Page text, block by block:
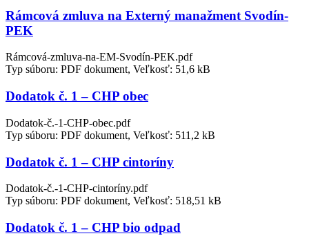
Rámcová zmluva na Externý manažment Svodín-
PEK
Rámcová-zmluva-na-EM-Svodín-PEK.pdf
Typ súboru: PDF dokument, Veľkosť: 51,6 kB
Dodatok č. 1 – CHP obec
Dodatok-č.-1-CHP-obec.pdf
Typ súboru: PDF dokument, Veľkosť: 511,2 kB
Dodatok č. 1 – CHP cintoríny
Dodatok-č.-1-CHP-cintoríny.pdf
Typ súboru: PDF dokument, Veľkosť: 518,51 kB
Dodatok č. 1 – CHP bio odpad